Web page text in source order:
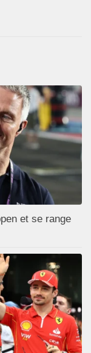
et se range